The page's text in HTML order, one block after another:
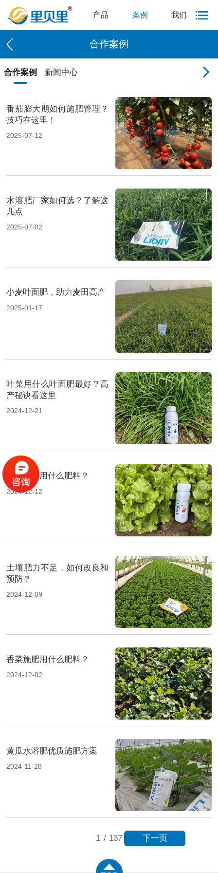
产品 案例 我们
合作案例
合作案例 新闻中心
番茄膨大期如何施肥管理？
技巧在这里！
2025-07-12
水溶肥厂家如何选？了解这
几点
2025-07-02
小麦叶面肥，助力麦田高产
2025-01-17
叶菜用什么叶面肥最好？高
产秘诀看这里
2024-12-21
生菜施肥用什么肥料？
2024-12-12
土壤肥力不足，如何改良和
预防？
2024-12-09
香菜施肥用什么肥料？
2024-12-02
黄瓜水溶肥优质施肥方案
2024-11-28
1 / 137 下一页